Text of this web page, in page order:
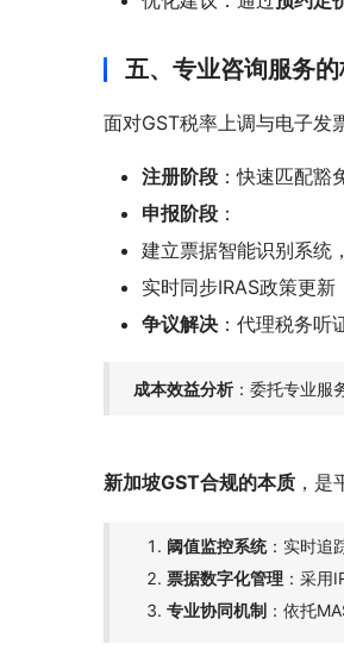
五、专业咨询服务
面对GST税率上调与电子发
注册阶段 ：快速匹配豁
申报阶段 ：
建立票据智能识别系统
实时同步IRAS政策更
争议解决 ：代理税务听
成本效益分析 ：委托专业
新加坡GST合规的本质 ，
阈值监控系统：实时追
票据数字化管理 ：采用
专业协同机制 ：依托